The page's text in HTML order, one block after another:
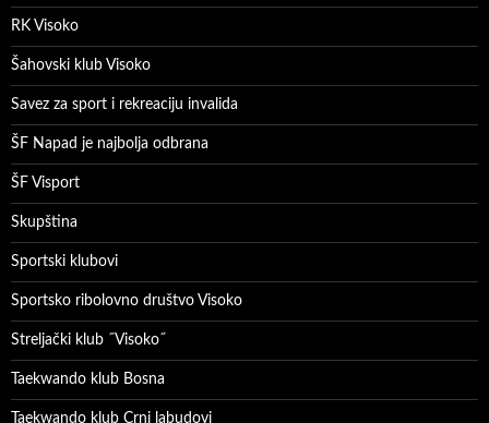
RK Visoko
Šahovski klub Visoko
Savez za sport i rekreaciju invalida
ŠF Napad je najbolja odbrana
ŠF Visport
Skupština
Sportski klubovi
Sportsko ribolovno društvo Visoko
Streljački klub ˝Visoko˝
Taekwando klub Bosna
Taekwando klub Crni labudovi